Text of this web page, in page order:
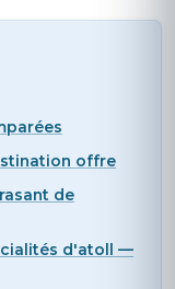
offre
de
d'atoll —